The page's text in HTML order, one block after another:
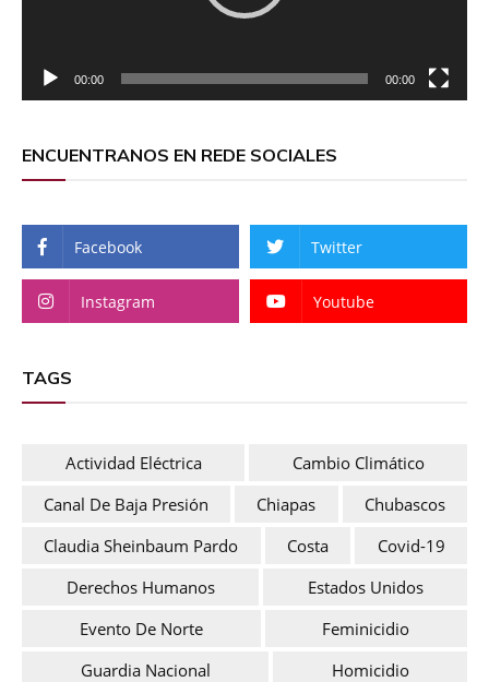
00:00 00:00
ENCUENTRANOS EN REDE SOCIALES
Facebook Twitter
Instagram Youtube
TAGS
Actividad Eléctrica
Cambio Climático
Canal De Baja Presión
Chiapas
Chubascos
Claudia Sheinbaum Pardo
Costa
Covid-19
Derechos Humanos
Estados Unidos
Evento De Norte
Feminicidio
Guardia Nacional
Homicidio